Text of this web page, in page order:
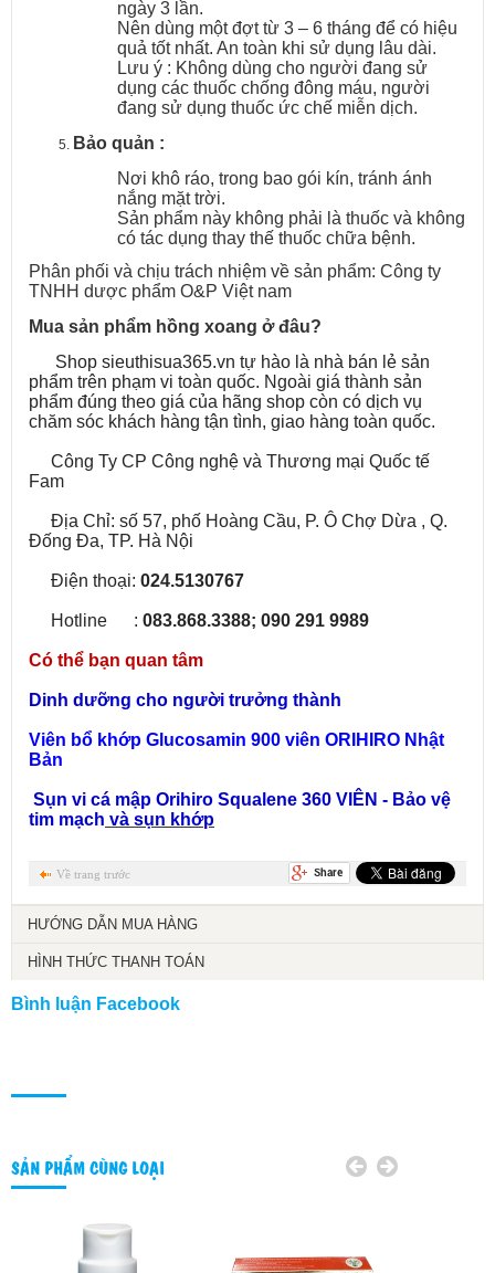
ngày 3 lần.
Nên dùng một đợt từ 3 – 6 tháng để có hiệu
quả tốt nhất. An toàn khi sử dụng lâu dài.
Lưu ý : Không dùng cho người đang sử
dụng các thuốc chống đông máu, người
đang sử dụng thuốc ức chế miễn dịch.
Bảo quản :
Nơi khô ráo, trong bao gói kín, tránh ánh
nắng mặt trời.
Sản phẩm này không phải là thuốc và không
có tác dụng thay thế thuốc chữa bệnh.
Phân phối và chịu trách nhiệm về sản phẩm: Công ty
TNHH dược phẩm O&P Việt nam
Mua sản phẩm hồng xoang ở đâu?
Shop sieuthisua365.vn tự hào là nhà bán lẻ sản
phẩm trên phạm vi toàn quốc. Ngoài giá thành sản
phẩm đúng theo giá của hãng shop còn có dịch vụ
chăm sóc khách hàng tận tình, giao hàng toàn quốc.
Công Ty CP Công nghệ và Thương mại Quốc tế
Fam
Địa Chỉ: số 57, phố Hoàng Cầu, P. Ô Chợ Dừa , Q.
Đống Đa, TP. Hà Nội
Điện thoại: 024.5130767
Hotline : 083.868.3388; 090 291 9989
Có thể bạn quan tâm
Dinh dưỡng cho người trưởng thành
Viên bổ khớp Glucosamin 900 viên ORIHIRO Nhật
Bản
Sụn vi cá mập Orihiro Squalene 360 VIÊN - Bảo vệ
tim mạch và sụn khớp
Về trang trước
HƯỚNG DẪN MUA HÀNG
HÌNH THỨC THANH TOÁN
Bình luận Facebook
SẢN PHẨM CÙNG LOẠI